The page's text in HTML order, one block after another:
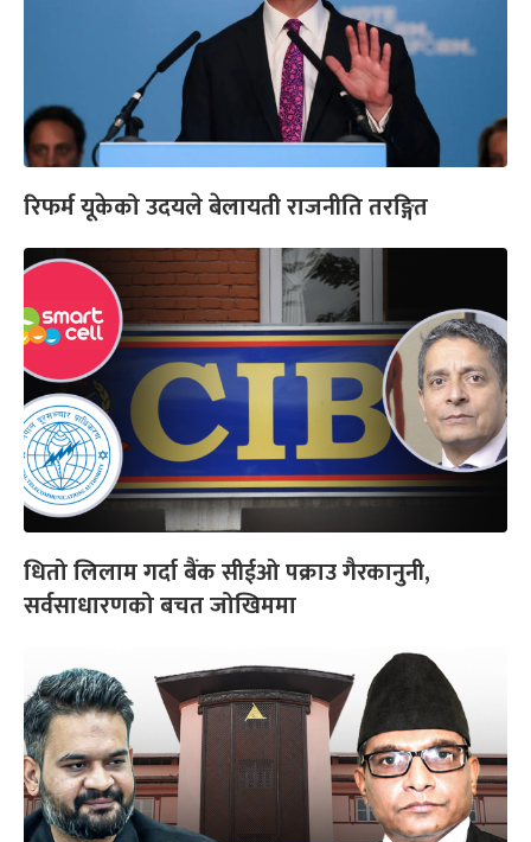
रिफर्म यूकेको उदयले बेलायती राजनीति तरङ्गित
धितो लिलाम गर्दा बैंक सीईओ पक्राउ गैरकानुनी,
सर्वसाधारणको बचत जोखिममा